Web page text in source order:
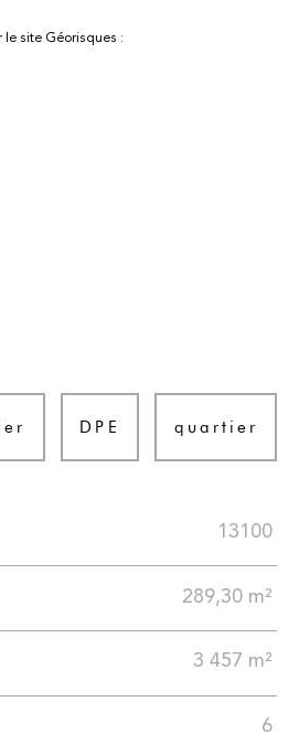
le site Géorisques :
DPE quartier
13100
289,30 m²
3 457 m²
6